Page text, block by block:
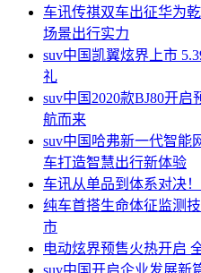
车讯传祺双车出征华为
场景出行实力
suv中国 凯翼炫界上市
礼
suv中国2020款BJ80开
航而来
suv中国 哈弗新一代智能
车打造智慧出行新体验
车讯从单品到体系对决
纯车首搭生命体征监测
市
电动炫界预售火热开启